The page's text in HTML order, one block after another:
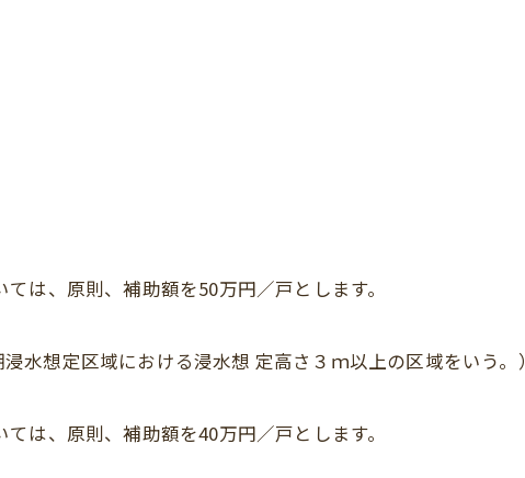
は、原則、補助額を50万円／戸とします。
想定区域における浸水想 定高さ３ｍ以上の区域をいう。）
は、原則、補助額を40万円／戸とします。